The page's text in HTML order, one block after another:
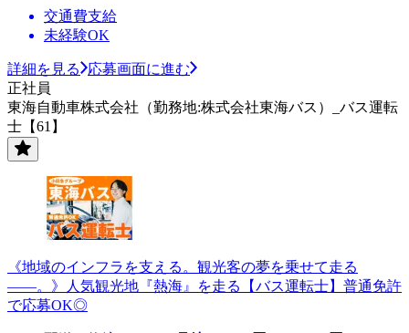
交通費支給
未経験OK
詳細を見る
応募画面に進む
正社員
東海自動車株式会社（勤務地:株式会社東海バス）_バス運転
士【61】
《地域のインフラを支える。観光客の夢を乗せて走る
――。》人気観光地『熱海』を走る【バス運転士】普通免許
で応募OK◎